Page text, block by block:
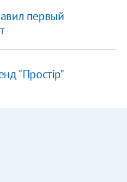
первый
"Простір"